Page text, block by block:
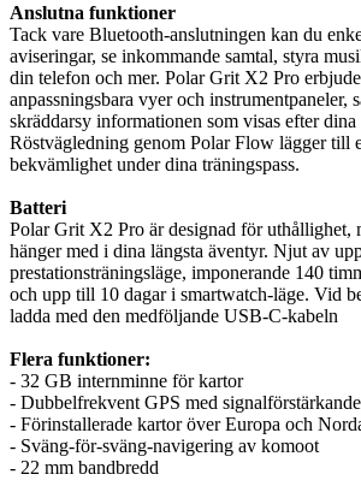
Anslutna funktioner
Tack vare Bluetooth-anslutningen kan du
aviseringar, se inkommande samtal, styra
din telefon och mer. Polar Grit X2 Pro
anpassningsbara vyer och instrumentpaneler,
skräddarsy informationen som visas efter dina
Röstvägledning genom Polar Flow lägger till
bekvämlighet under dina träningspass.
Batteri
Polar Grit X2 Pro är designad för uthållighet,
hänger med i dina längsta äventyr. Njut av
prestationsträningsläge, imponerande 140
och upp till 10 dagar i smartwatch-läge. Vid
ladda med den medföljande USB-C-kabeln
Flera funktioner:
- 32 GB internminne för kartor
- Dubbelfrekvent GPS med
- Förinstallerade kartor över Europa och
- Sväng-för-sväng-navigering av komoot
- 22 mm bandbredd